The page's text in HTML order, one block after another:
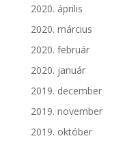
2020. április
2020. március
2020. február
2020. január
2019. december
2019. november
2019. október